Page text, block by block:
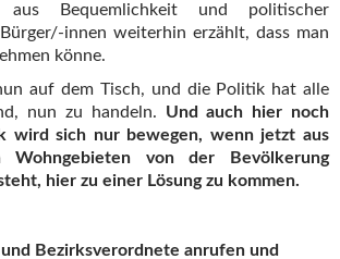
Bequemlichkeit und politischer
innen weiterhin erzählt, dass man
könne.
auf dem Tisch, und die Politik hat alle
nun zu handeln. Und auch hier noch
wird sich nur bewegen, wenn jetzt aus
Wohngebieten von der Bevölkerung
hier zu einer Lösung zu kommen.
Bezirksverordnete anrufen und